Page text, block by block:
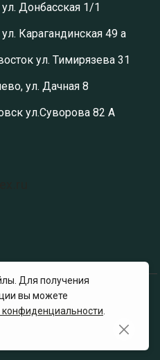
Донбасская 1/1
Карагандинская 49 а
ул. Тимирязева 31
ул. Дачная 8
ул.Суворова 82 А
Для получения
вы можете
конфиденциальности